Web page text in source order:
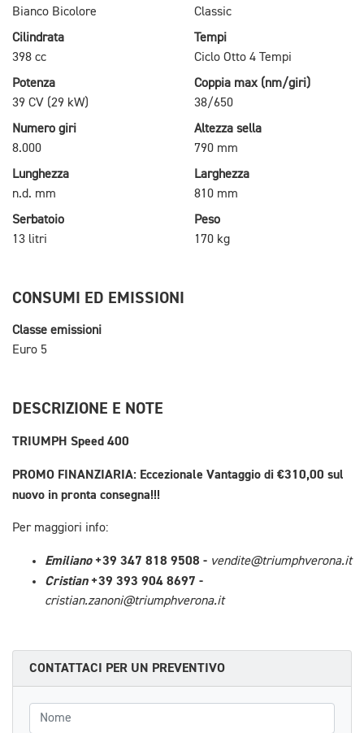
Bianco Bicolore
Classic
Cilindrata
398 cc
Tempi
Ciclo Otto 4 Tempi
Potenza
39 CV (29 kW)
Coppia max (nm/giri)
38/650
Numero giri
8.000
Altezza sella
790 mm
Lunghezza
n.d. mm
Larghezza
810 mm
Serbatoio
13 litri
Peso
170 kg
CONSUMI ED EMISSIONI
Classe emissioni
Euro 5
DESCRIZIONE E NOTE
TRIUMPH Speed 400
PROMO FINANZIARIA: Eccezionale Vantaggio di €310,00 sul
nuovo in pronta consegna!!!
Per maggiori info:
Emiliano+39 347 818 9508 - vendite@triumphverona.it
Cristian+39 393 904 8697 -
cristian.zanoni@triumphverona.it
CONTATTACI PER UN PREVENTIVO
Nome